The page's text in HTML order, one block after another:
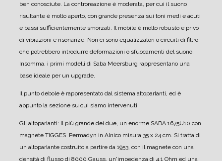
ben conosciute. La controreazione è moderata, per cui il suono
risultante è molto aperto, con grande presenza sui toni medi e acuti
e bassi sufficientemente smorzati. Il mobile è molto robusto e privo
di vibrazioni e risonanze. Non ci sono equalizzatori o circuiti di filtro
che potrebbero introdurre deformazioni o sfuocamenti del suono.
Insomma, i primi modelli di Saba Meersburg rappresentano una
base ideale per un upgrade.
Il punto debole è rappresentato dal sistema altoparlanti, ed è
appunto la sezione su cui siamo intervenuti.
Gli altoparlanti: Il più grande dei due, un enorme SABA 1675U10 con
magnete TIGGES Permadyn in Alnico misura 35 x 24 cm. Si tratta di
un altoparlante costruito a partire da 1953, con il magnete con una
densità di flusso di 8000 Gauss, un'impedenza di 4,1 Ohm ed una